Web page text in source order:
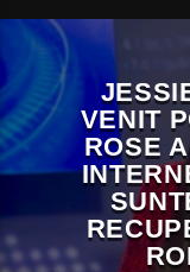
VENIT
ROSE